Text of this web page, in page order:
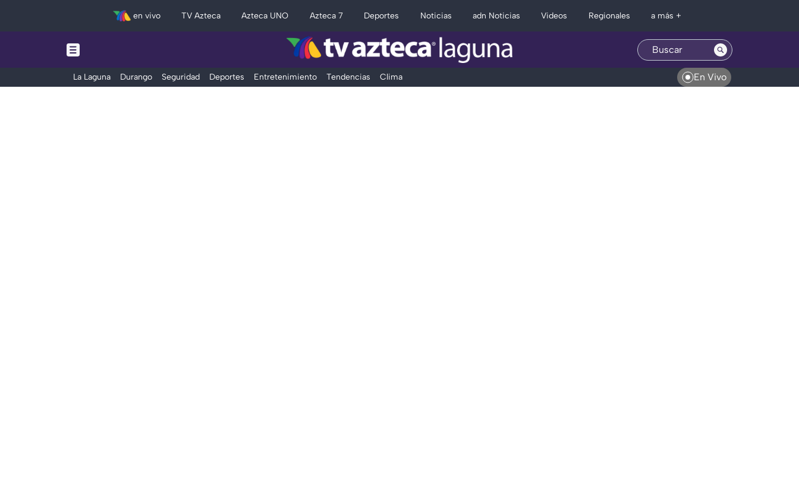
en vivo TV Azteca Azteca UNO Azteca 7 Deportes Noticias adn Noticias Videos Regionales a más +
La Laguna Durango Seguridad Deportes Entretenimiento Tendencias Clima En Vivo